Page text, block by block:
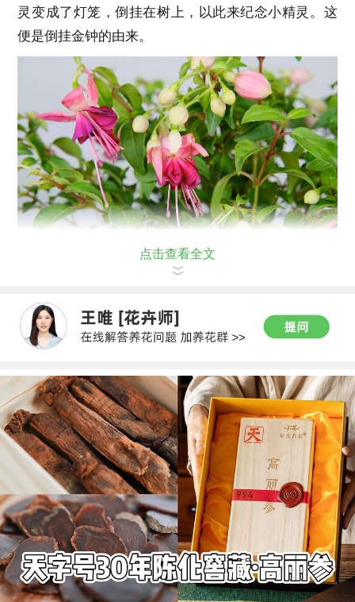
灵变成了灯笼，倒挂在树上，以此来纪念小精灵。这
便是倒挂金钟的由来。
点击查看全文